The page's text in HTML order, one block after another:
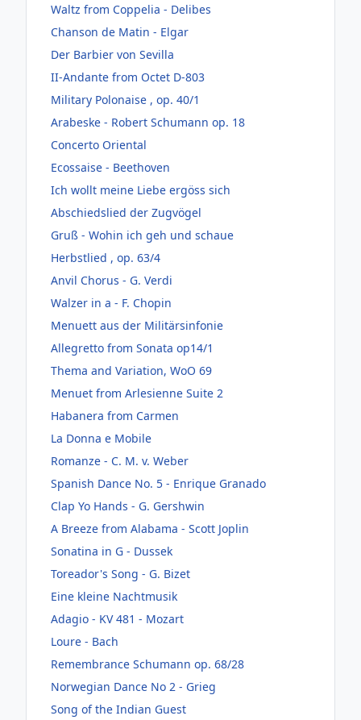
Waltz from Coppelia - Delibes
Chanson de Matin - Elgar
Der Barbier von Sevilla
II-Andante from Octet D-803
Military Polonaise , op. 40/1
Arabeske - Robert Schumann op. 18
Concerto Oriental
Ecossaise - Beethoven
Ich wollt meine Liebe ergöss sich
Abschiedslied der Zugvögel
Gruß - Wohin ich geh und schaue
Herbstlied , op. 63/4
Anvil Chorus - G. Verdi
Walzer in a - F. Chopin
Menuett aus der Militärsinfonie
Allegretto from Sonata op14/1
Thema and Variation, WoO 69
Menuet from Arlesienne Suite 2
Habanera from Carmen
La Donna e Mobile
Romanze - C. M. v. Weber
Spanish Dance No. 5 - Enrique Granado
Clap Yo Hands - G. Gershwin
A Breeze from Alabama - Scott Joplin
Sonatina in G - Dussek
Toreador's Song - G. Bizet
Eine kleine Nachtmusik
Adagio - KV 481 - Mozart
Loure - Bach
Remembrance Schumann op. 68/28
Norwegian Dance No 2 - Grieg
Song of the Indian Guest